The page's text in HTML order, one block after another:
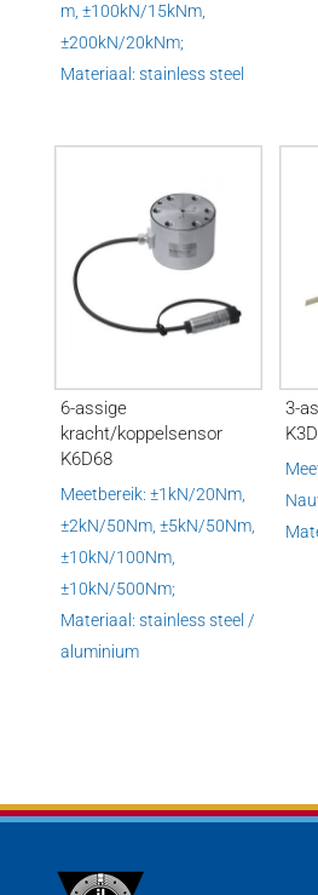
m, ±100kN/15kNm,
±200kN/20kNm;
Materiaal: stainless steel
6-assige
kracht/koppelsensor
K6D68
Meetbereik: ±1kN/20Nm,
±2kN/50Nm, ±5kN/50Nm,
±10kN/100Nm,
±10kN/500Nm;
Materiaal: stainless steel /
aluminium
3-